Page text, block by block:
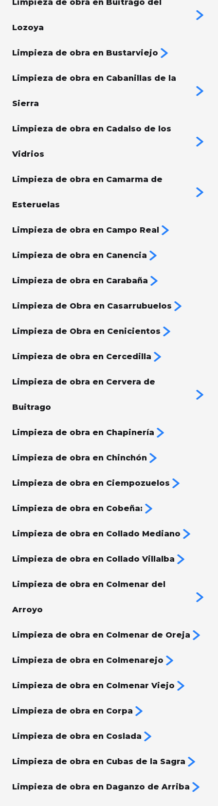
Limpieza de obra en Buitrago del
Lozoya
Limpieza de obra en Bustarviejo
Limpieza de obra en Cabanillas de la
Sierra
Limpieza de obra en Cadalso de los
Vidrios
Limpieza de obra en Camarma de
Esteruelas
Limpieza de obra en Campo Real
Limpieza de obra en Canencia
Limpieza de obra en Carabaña
Limpieza de Obra en Casarrubuelos
Limpieza de Obra en Cenicientos
Limpieza de obra en Cercedilla
Limpieza de obra en Cervera de
Buitrago
Limpieza de obra en Chapinería
Limpieza de obra en Chinchón
Limpieza de obra en Ciempozuelos
Limpieza de obra en Cobeña:
Limpieza de obra en Collado Mediano
Limpieza de obra en Collado Villalba
Limpieza de obra en Colmenar del
Arroyo
Limpieza de obra en Colmenar de Oreja
Limpieza de obra en Colmenarejo
Limpieza de obra en Colmenar Viejo
Limpieza de obra en Corpa
Limpieza de obra en Coslada
Limpieza de obra en Cubas de la Sagra
Limpieza de obra en Daganzo de Arriba